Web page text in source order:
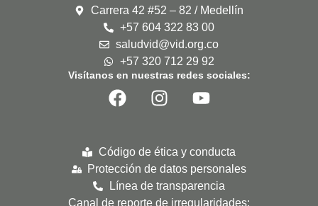
Carrera 42 #52 – 82 / Medellín
+57 604 322 83 00
saludvid@vid.org.co
+57 320 712 29 92
Visítanos en nuestras redes sociales:
Código de ética y conducta
Protección de datos personales
Línea de transparencia
Canal de reporte de irregularidades: